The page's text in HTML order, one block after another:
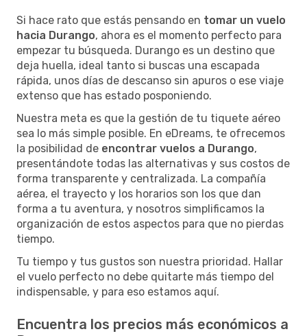
Si hace rato que estás pensando en tomar un vuelo
hacia Durango, ahora es el momento perfecto para
empezar tu búsqueda. Durango es un destino que
deja huella, ideal tanto si buscas una escapada
rápida, unos días de descanso sin apuros o ese viaje
extenso que has estado posponiendo.
Nuestra meta es que la gestión de tu tiquete aéreo
sea lo más simple posible. En eDreams, te ofrecemos
la posibilidad de encontrar vuelos a Durango,
presentándote todas las alternativas y sus costos de
forma transparente y centralizada. La compañía
aérea, el trayecto y los horarios son los que dan
forma a tu aventura, y nosotros simplificamos la
organización de estos aspectos para que no pierdas
tiempo.
Tu tiempo y tus gustos son nuestra prioridad. Hallar
el vuelo perfecto no debe quitarte más tiempo del
indispensable, y para eso estamos aquí.
Encuentra los precios más económicos a